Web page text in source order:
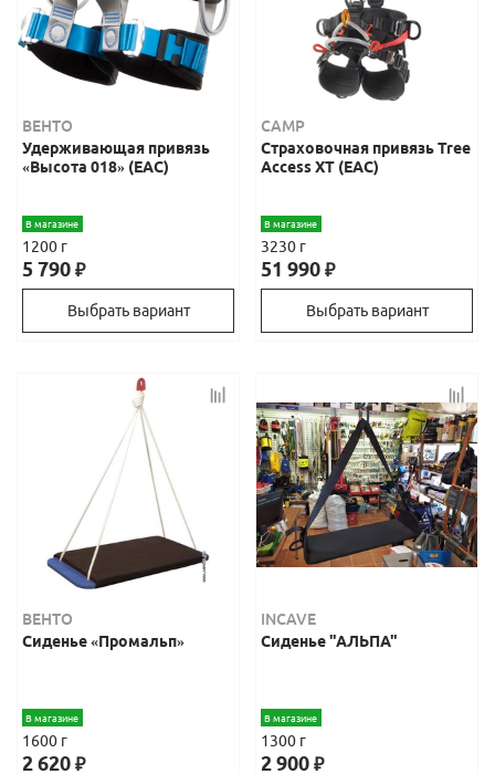
ВЕНТО
Удерживающая привязь
«Высота 018» (ЕАС)
В магазине
1200 г
5 790₽
Выбрать вариант
CAMP
Страховочная привязь Tree
Access XT (ЕАС)
В магазине
3230 г
51 990₽
Выбрать вариант
ВЕНТО
Сиденье «Промальп»
В магазине
1600 г
2 620₽
INCAVE
Сиденье "АЛЬПА"
В магазине
1300 г
2 900₽